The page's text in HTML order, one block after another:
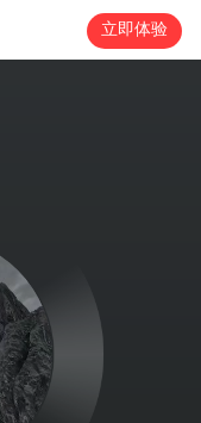
立即体验